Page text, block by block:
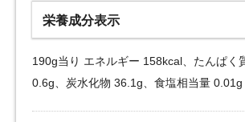
栄養成分表示
190g当り エネルギー 158kcal、たんぱく
0.6g、炭水化物 36.1g、食塩相当量 0.01g